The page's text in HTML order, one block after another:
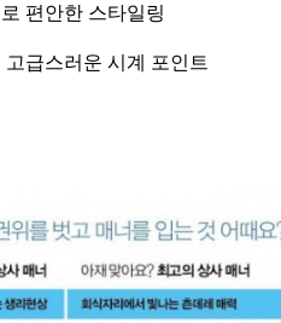
편안한 스타일링
급스러운 시계 포인트